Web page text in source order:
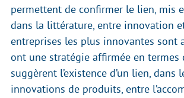
permettent de confirmer le lien, mis
dans la littérature, entre innovation
entreprises les plus innovantes sont
ont une stratégie affirmée en termes
suggèrent l’existence d’un lien, dans
innovations de produits, entre